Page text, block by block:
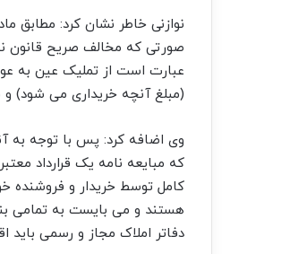
عبارت است از تملیک عین به
(مبلغ آنچه خریداری می شود)
وی اضافه کرد: پس با توجه به
که مبایعه نامه یک قرارداد
کامل توسط خریدار و فروشنده
هستند و می بایست به تمامی
دفاتر املاک مجاز و رسمی باید